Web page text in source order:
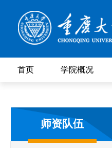
首页 学院概况
师资队伍